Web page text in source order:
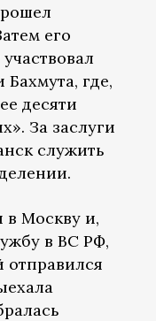
его
где,
десяти
За заслуги
служить
в Москву и,
в ВС РФ,
отправился